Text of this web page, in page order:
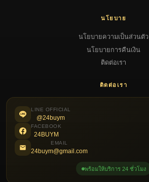
นโยบาย
นโยบายความเป็นส่วนตัว
นโยบายการคืนเงิน
ติดต่อเรา
ติดต่อเรา
LINE OFFICIAL
@24buym
FACEBOOK
24BUYM
EMAIL
24buym@gmail.com
พร้อมให้บริการ 24 ชั่วโมง